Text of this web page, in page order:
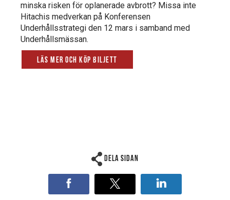
minska risken för oplanerade avbrott? Missa inte
Hitachis medverkan på Konferensen
Underhållsstrategi den 12 mars i samband med
Underhållsmässan.
Läs mer och köp biljett
Dela sidan